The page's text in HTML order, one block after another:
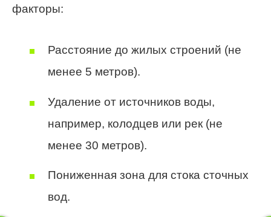
факторы:
Расстояние до жилых строений (не
менее 5 метров).
Удаление от источников воды,
например, колодцев или рек (не
менее 30 метров).
Пониженная зона для стока сточных
вод.